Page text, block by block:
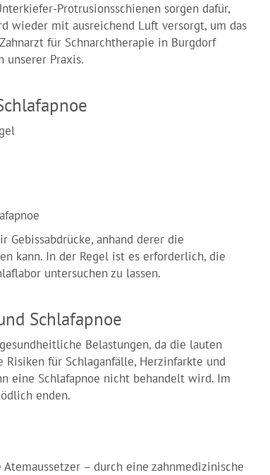
Protrusionsschienen sorgen dafür,
wieder mit ausreichend Luft versorgt, um das
für Schnarchtherapie in Burgdorf
unserer Praxis.
anhand derer die
kann. In der Regel ist es erforderlich, die
untersuchen zu lassen.
Schlafapnoe
Belastungen, da die lauten
Risiken für Schlaganfälle, Herzinfarkte und
eine Schlafapnoe nicht behandelt wird. Im
enden.
– durch eine zahnmedizinische